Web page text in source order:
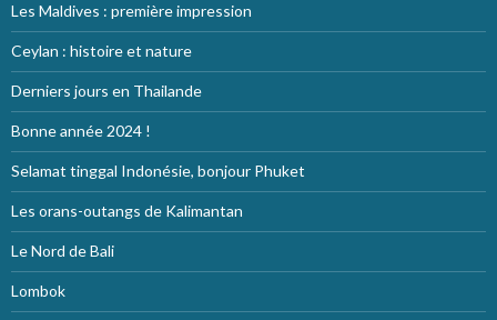
Les Maldives : première impression
Ceylan : histoire et nature
Derniers jours en Thailande
Bonne année 2024 !
Selamat tinggal Indonésie, bonjour Phuket
Les orans-outangs de Kalimantan
Le Nord de Bali
Lombok